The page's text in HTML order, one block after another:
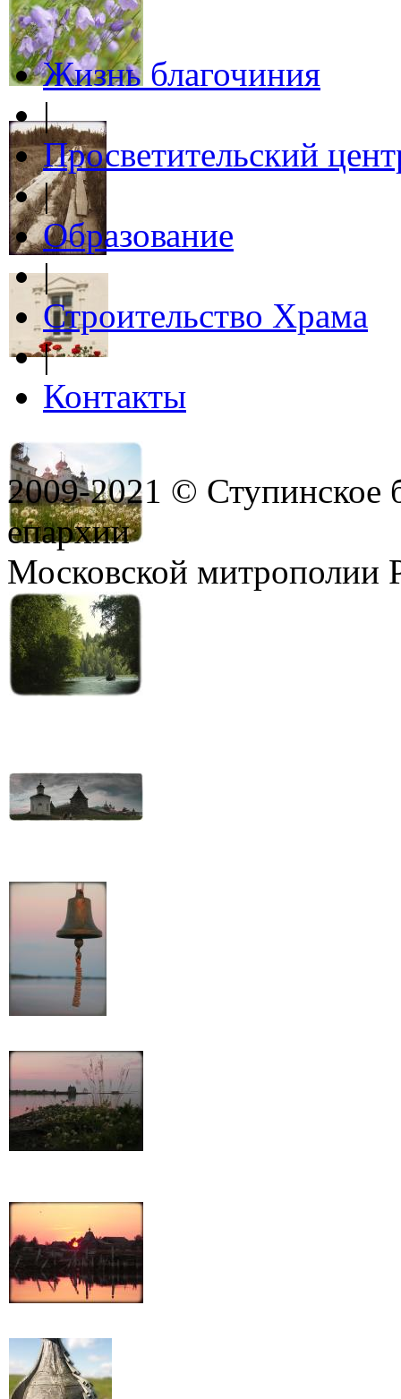
Жизнь благочиния
|
Просветительский
|
Образование
|
Строительство Храма
|
Контакты
2009-2021 © Ступинское
епархии
Московской митрополии